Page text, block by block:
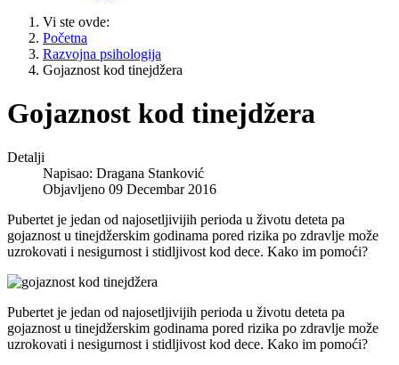
Vi ste ovde:
Početna
Razvojna psihologija
Gojaznost kod tinejdžera
Gojaznost kod tinejdžera
Detalji
Napisao: Dragana Stanković
Objavljeno 09 Decembar 2016
Pubertet je jedan od najosetljivijih perioda u životu deteta pa
gojaznost u tinejdžerskim godinama pored rizika po zdravlje može
uzrokovati i nesigurnost i stidljivost kod dece. Kako im pomoći?
Pubertet je jedan od najosetljivijih perioda u životu deteta pa
gojaznost u tinejdžerskim godinama pored rizika po zdravlje može
uzrokovati i nesigurnost i stidljivost kod dece. Kako im pomoći?